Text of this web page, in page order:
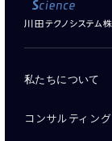
私たちについて
コンサルティング